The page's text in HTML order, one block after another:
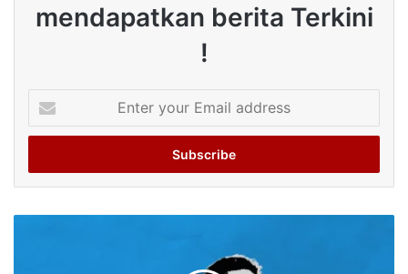
mendapatkan berita Terkini
!
your
Email